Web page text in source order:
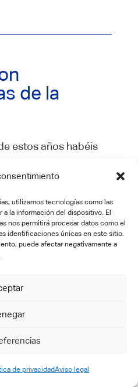
utilizamos tecnologías como las
la información del dispositivo. El
nos permitirá procesar datos como el
identificaciones únicas en este sitio.
puede afectar negativamente a
de privacidadAviso legal
de la
estos años habéis
¿Qué os ha
y cómo valoráis el
durante todo el
formado por
pudiéramos asistir